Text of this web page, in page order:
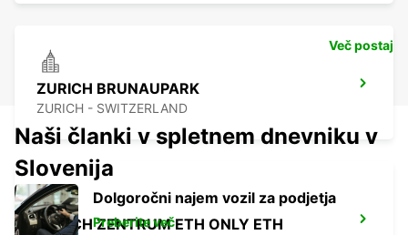
ZURICH BRUNAUPARK
ZURICH - SWITZERLAND
ZURICH ZENTRUM ETH ONLY ETH
Več postaj
Naši članki v spletnem dnevniku v
Slovenija
Dolgoročni najem vozil za podjetja
Preberite več